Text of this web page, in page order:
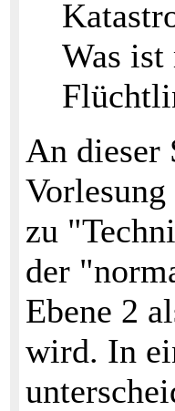
Was
An dieser
zu
der
Ebene 2
wird. In